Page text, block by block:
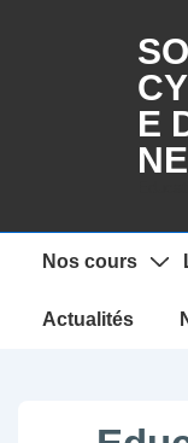
E
Main
Nos cours
Actualités